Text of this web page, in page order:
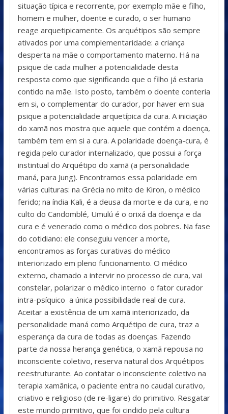
situação típica e recorrente, por exemplo mãe e filho,
homem e mulher, doente e curado, o ser humano
reage arquetipicamente. Os arquétipos são sempre
ativados por uma complementaridade: a criança
desperta na mãe o comportamento materno. Há na
psique de cada mulher a potencialidade desta
resposta como que significando que o filho já estaria
contido na mãe. Isto posto, também o doente conteria
em si, o complementar do curador, por haver em sua
psique a potencialidade arquetípica da cura. A iniciação
do xamã nos mostra que aquele que contém a doença,
também tem em si a cura. A polaridade doença-cura, é
regida pelo curador internalizado, que possui a força
instintual do Arquétipo do xamã (a personalidade
maná, para Jung). Encontramos essa polaridade em
várias culturas: na Grécia no mito de Kiron, o médico
ferido; na índia Kali, é a deusa da morte e da cura, e no
culto do Candomblé, Umulú é o orixá da doença e da
cura e é venerado como o médico dos pobres. Na fase
do cotidiano: ele conseguiu vencer a morte,
encontramos as forças curativas do médico
interiorizado em pleno funcionamento. O médico
externo, chamado a intervir no processo de cura, vai
constelar, polarizar o médico interno o fator curador
intra-psíquico a única possibilidade real de cura.
Aceitar a existência de um xamã interiorizado, da
personalidade maná como Arquétipo de cura, traz a
esperança da cura de todas as doenças. Fazendo
parte da nossa herança genética, o xamã repousa no
inconsciente coletivo, reserva natural dos Arquétipos
reestruturante. Ao contatar o inconsciente coletivo na
terapia xamânica, o paciente entra no caudal curativo,
criativo e religioso (de re-ligare) do primitivo. Resgatar
este mundo primitivo, que foi cindido pela cultura